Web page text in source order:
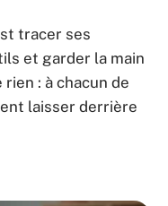
tracer ses
et garder la main
: à chacun de
laisser derrière